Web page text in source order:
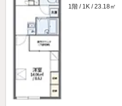
1階 / 1K / 23.18㎡